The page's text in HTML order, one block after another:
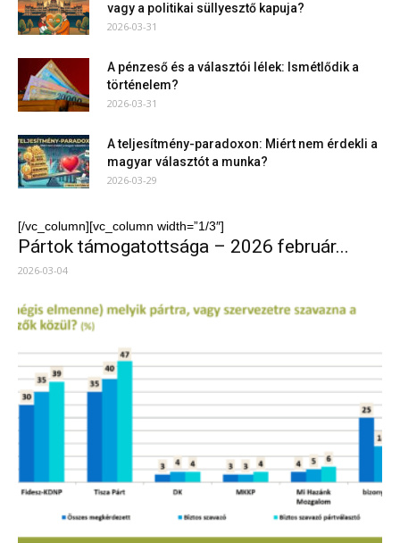
vagy a politikai süllyesztő kapuja?
2026-03-31
A pénzeső és a választói lélek: Ismétlődik a
történelem?
2026-03-31
A teljesítmény-paradoxon: Miért nem érdekli a
magyar választót a munka?
2026-03-29
[/vc_column][vc_column width=”1/3″]
Pártok támogatottsága – 2026 február...
2026-03-04